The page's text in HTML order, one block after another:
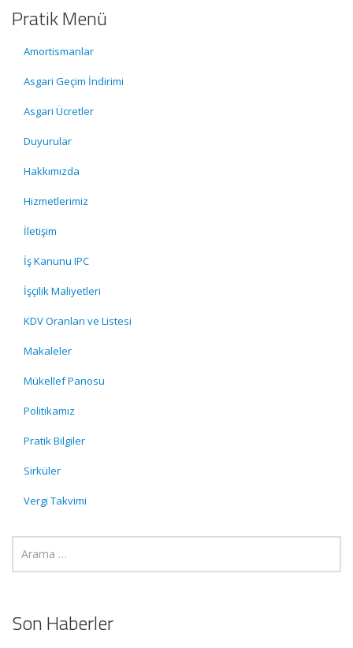
Pratik Menü
Amortismanlar
Asgari Geçim İndirimi
Asgari Ücretler
Duyurular
Hakkımızda
Hizmetlerimiz
İletişim
İş Kanunu IPC
İşçilik Maliyetleri
KDV Oranları ve Listesi
Makaleler
Mükellef Panosu
Politikamız
Pratik Bilgiler
Sirküler
Vergi Takvimi
Son Haberler